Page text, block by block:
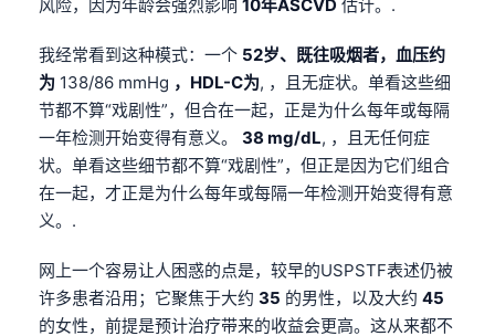
风险，因为年龄会强烈影响 10年ASCVD 估计。.
我经常看到这种模式：一个 52岁、既往吸烟者，血压约
为 138/86 mmHg ，HDL-C为, ，且无症状。单看这些细
节都不算“戏剧性”，但合在一起，正是为什么每年或每隔
一年检测开始变得有意义。 38 mg/dL, ，且无任何症
状。单看这些细节都不算“戏剧性”，但正是因为它们组合
在一起，才正是为什么每年或每隔一年检测开始变得有意
义。.
网上一个容易让人困惑的点是，较早的USPSTF表述仍被
许多患者沿用；它聚焦于大约 35 的男性，以及大约 45
的女性，前提是预计治疗带来的收益会更高。这从来都不